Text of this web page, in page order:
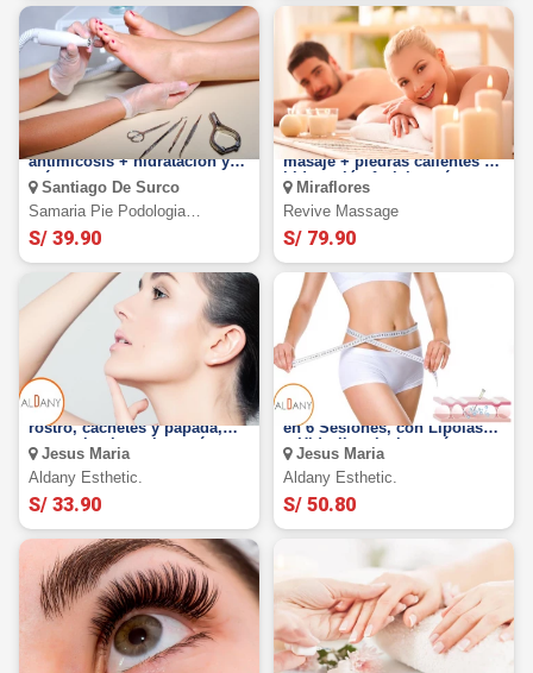
Podología integral +
antimicosis + hidratación y
más
Santiago De Surco
Samaria Pie Podologia
Profesional
S/ 39.90
Relaxing Spa para 1 o 2,
masaje + piedras calientes +
hidratación facial y más
Miraflores
Revive Massage
S/ 79.90
3 visitas de afinamiento de
rostro, cachetes y papada,
con carboxiterapia y más
Jesus Maria
Aldany Esthetic.
S/ 33.90
Adelgazar con FULL BODY
en 6 Sesiones, con Lipolaser
+ Hidrolipoclasia y más
Jesus Maria
Aldany Esthetic.
S/ 50.80